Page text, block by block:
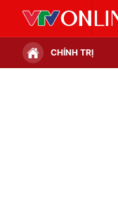
CHÍNH TRỊ